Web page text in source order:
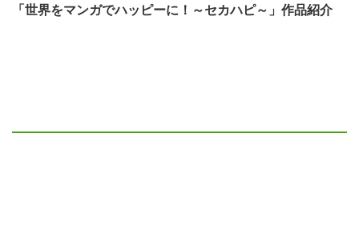
「世界をマンガでハッピーに！～セカハピ～」作品紹介